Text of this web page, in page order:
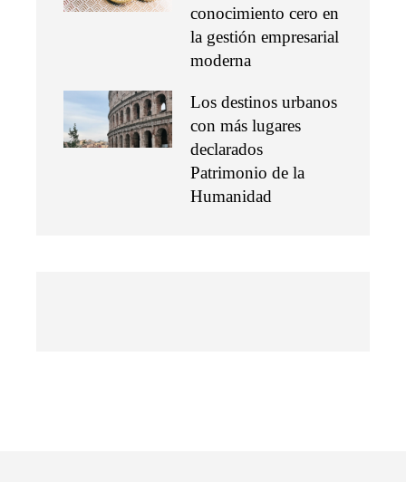
conocimiento cero en
la gestión empresarial
moderna
Los destinos urbanos
con más lugares
declarados
Patrimonio de la
Humanidad